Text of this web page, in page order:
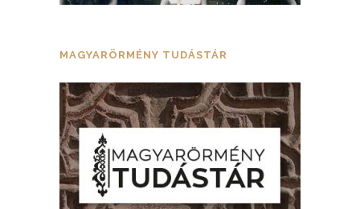
MAGYARÖRMÉNY TUDÁSTÁR